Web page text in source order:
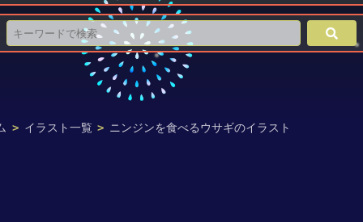
> イラスト一覧 > ニンジンを食べるウサギのイラスト